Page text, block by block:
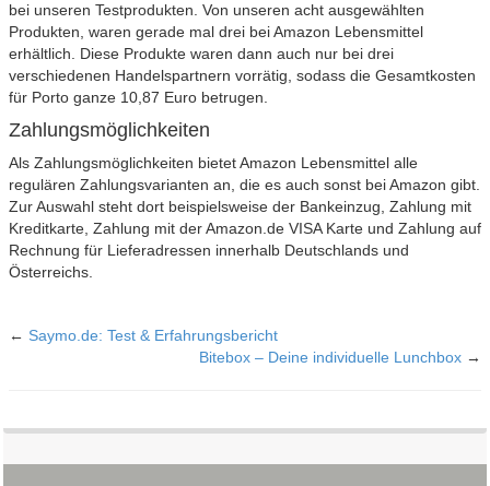
bei unseren Testprodukten. Von unseren acht ausgewählten
Produkten, waren gerade mal drei bei Amazon Lebensmittel
erhältlich. Diese Produkte waren dann auch nur bei drei
verschiedenen Handelspartnern vorrätig, sodass die Gesamtkosten
für Porto ganze 10,87 Euro betrugen.
Zahlungsmöglichkeiten
Als Zahlungsmöglichkeiten bietet Amazon Lebensmittel alle
regulären Zahlungsvarianten an, die es auch sonst bei Amazon gibt.
Zur Auswahl steht dort beispielsweise der Bankeinzug, Zahlung mit
Kreditkarte, Zahlung mit der Amazon.de VISA Karte und Zahlung auf
Rechnung für Lieferadressen innerhalb Deutschlands und
Österreichs.
← Saymo.de: Test & Erfahrungsbericht
Bitebox – Deine individuelle Lunchbox →